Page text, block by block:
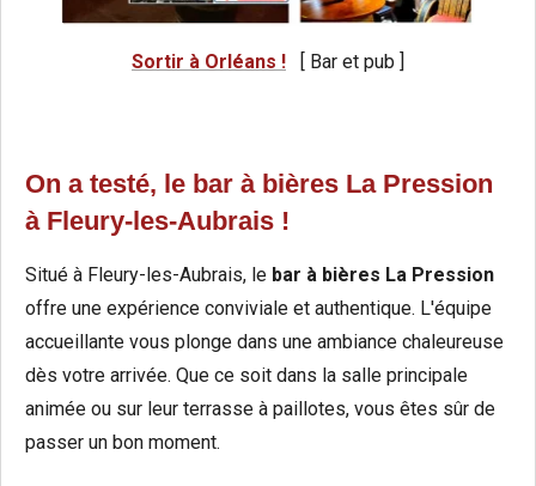
Sortir à Orléans ! [ Bar et pub ]
On a testé, le bar à bières La Pression
à Fleury-les-Aubrais !
Situé à Fleury-les-Aubrais, le bar à bières La Pression
offre une expérience conviviale et authentique. L'équipe
accueillante vous plonge dans une ambiance chaleureuse
dès votre arrivée. Que ce soit dans la salle principale
animée ou sur leur terrasse à paillotes, vous êtes sûr de
passer un bon moment.